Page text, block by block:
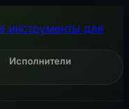
инструменты для
Исполнители